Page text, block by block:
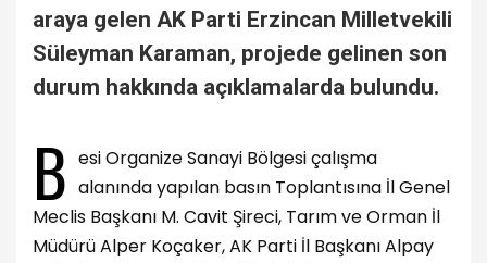
araya gelen AK Parti Erzincan Milletvekili
Süleyman Karaman, projede gelinen son
durum hakkında açıklamalarda bulundu.
B esi Organize Sanayi Bölgesi çalışma
alanında yapılan basın Toplantısına İl Genel
Meclis Başkanı M. Cavit Şireci, Tarım ve Orman İl
Müdürü Alper Koçaker, AK Parti İl Başkanı Alpay